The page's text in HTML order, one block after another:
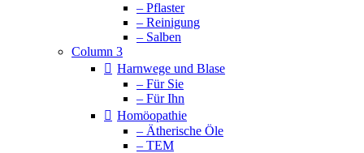
– Pflaster
– Reinigung
– Salben
Column 3
Harnwege und Blase
– Für Sie
– Für Ihn
Homöopathie
– Ätherische Öle
– TEM